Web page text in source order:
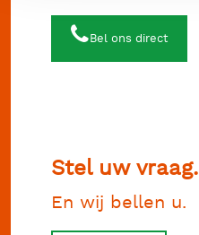
Bel ons direct
Stel uw vraag.
En wij bellen u.